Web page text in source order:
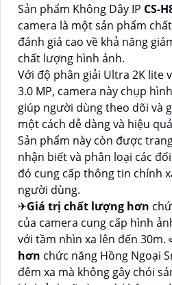
Sản phẩm Không Dây IP CS-
camera là một sản phẩm
đánh giá cao về khả năng
chất lượng hình ảnh.
Với độ phân giải Ultra 2K lite
3.0 MP, camera này chụp
giúp người dùng theo dõi và
một cách dễ dàng và hiệu
Sản phẩm này còn được
nhận biết và phân loại các
đó cung cấp thông tin chính
người dùng.
✈Giá trị chất lượng hơn
của camera cung cấp hình
với tầm nhìn xa lên đến 30m.
hơn chức năng Hồng Ngoại
đêm xa mà không gây chói